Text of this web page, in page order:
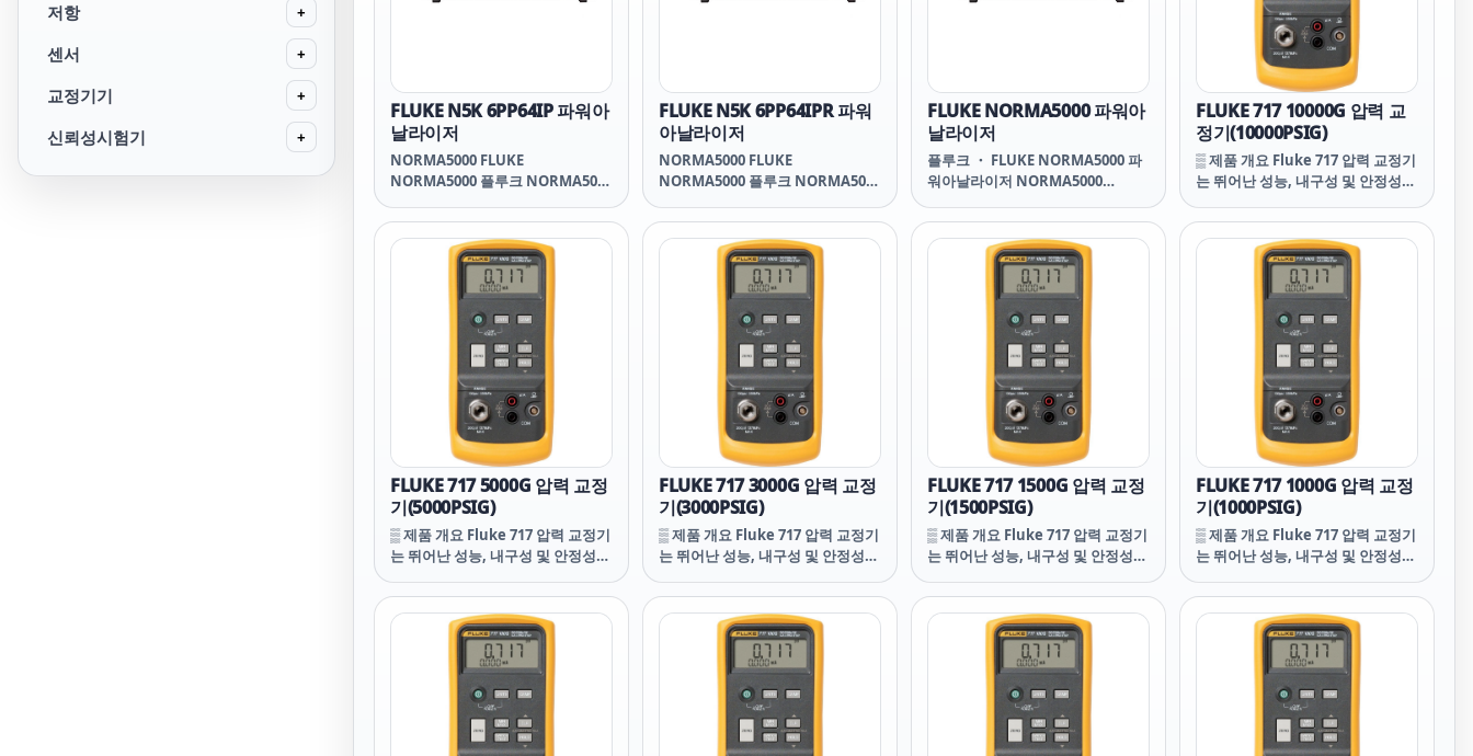
저항 +
센서 +
교정기기 +
신뢰성시험기 +
FLUKE N5K 6PP64IP 파워아
날라이저
NORMA5000 FLUKE
NORMA5000 플루크 NORMA5000
NORMA5000 플루크 FLUKE-N5K
6PP64IPR FLUKE-N5K 6PP64IP
FLUKE-N5K 6PP64IR FLUKE-N5K
6PP64I FLUKE-N5K 6PP50IPR
FLUKE-N5K 6PP54IP FLUKE-N5K
6PP54IPR FLUKE-N5K 3PP64IPR
FLUKE-N5K 6PP50IR FLUKE-N5K
6PP54I FLUKE-N5K 3PP64IP
FLUKE-N5K 6PP50IP FLUKE-N5K
6PP42IBR FLUKE-N5K 6PP54IR
FLUKE-N5K 3PP64IR FLUKE-N5K
3PP64I FLUKE-N5K 6PP50I
FLUKE-N5K 4PP54IP FLUKE-N5K
6PP42IB FLUKE-N5K 3PP54IP
FLUKE-N5K 3PP64R FLUKE-N5K
3PP54IR FLUKE-N5K 3PP50IP
FLUKE-N5K 3PP64 FLUKE-N5K
FLUKE-N5K 4PP54 FLUKE-N5K
3PP50I FLUKE-N5K 3PP54 FLUKE-
N5K 3PP54R FLUKE-N5K 3PP50
FLUKE N5K 6PP64IPR 파워
아날라이저
NORMA5000 FLUKE
NORMA5000 플루크 NORMA5000
NORMA5000 플루크 FLUKE-N5K
6PP64IPR FLUKE-N5K 6PP64IP
FLUKE-N5K 6PP64IR FLUKE-N5K
6PP64I FLUKE-N5K 6PP50IPR
FLUKE-N5K 6PP54IP FLUKE-N5K
6PP54IPR FLUKE-N5K 3PP64IPR
FLUKE-N5K 6PP50IR FLUKE-N5K
6PP54I FLUKE-N5K 3PP64IP
FLUKE-N5K 6PP50IP FLUKE-N5K
6PP42IBR FLUKE-N5K 6PP54IR
FLUKE-N5K 3PP64IR FLUKE-N5K
3PP64I FLUKE-N5K 6PP50I
FLUKE-N5K 4PP54IP FLUKE-N5K
6PP42IB FLUKE-N5K 3PP54IP
FLUKE-N5K 3PP64R FLUKE-N5K
3PP54IR FLUKE-N5K 3PP50IP
FLUKE-N5K 3PP64 FLUKE-N5K
FLUKE-N5K 4PP54 FLUKE-N5K
3PP50I FLUKE-N5K 3PP54 FLUKE-
N5K 3PP54R FLUKE-N5K 3PP50
FLUKE NORMA5000 파워아
날라이저
플루크 ・ FLUKE NORMA5000 파
워아날라이저 NORMA5000
FLUKE NORMA5000 플루크
NORMA5000 NORMA5000
FLUKE NORMA5000 플루크
FLUKE-N5K 6PP64IPR FLUKE-
N5K 6PP64IP FLUKE-N5K
6PP64IR FLUKE-N5K 6PP64I
FLUKE-N5K 6PP50IPR FLUKE-
N5K 6PP54IP FLUKE-N5K
6PP54IPR FLUKE-N5K 3PP64IPR
FLUKE-N5K 6PP50IR FLUKE-N5K
FLUKE 717 10000G 압력 교
정기(10000PSIG)
▒ 제품 개요 Fluke 717 압력 교정기
는 뛰어난 성능, 내구성 및 안정성을
팩트하며 운반하기 쉽습니다. 다기
능 Fluke 740 시리즈 문서화 공정
교정기와 유사하게 푸시 버튼 인터
페이스가 있어 사용하기 쉽습니다.
EMI에 영향을 받지 않고 방진 및 튐
방지 성능을 갖추고 있으며 분리형
배터리 도어가 있어 배터리를 빠르
게 교체할 수 있습니다.
FLUKE 717 5000G 압력 교정
기(5000PSIG)
▒ 제품 개요 Fluke 717 압력 교정기
는 뛰어난 성능, 내구성 및 안정성을
팩트하며 운반하기 쉽습니다. 다기
능 Fluke 740 시리즈 문서화 공정
교정기와 유사하게 푸시 버튼 인터
페이스가 있어 사용하기 쉽습니다.
EMI에 영향을 받지 않고 방진 및 튐
방지 성능을 갖추고 있으며 분리형
배터리 도어가 있어 배터리를 빠르
게 교체할 수 있습니다.
FLUKE 717 3000G 압력 교정
기(3000PSIG)
▒ 제품 개요 Fluke 717 압력 교정기
는 뛰어난 성능, 내구성 및 안정성을
팩트하며 운반하기 쉽습니다. 다기
능 Fluke 740 시리즈 문서화 공정
교정기와 유사하게 푸시 버튼 인터
페이스가 있어 사용하기 쉽습니다.
EMI에 영향을 받지 않고 방진 및 튐
방지 성능을 갖추고 있으며 분리형
배터리 도어가 있어 배터리를 빠르
게 교체할 수 있습니다.
FLUKE 717 1500G 압력 교정
기(1500PSIG)
▒ 제품 개요 Fluke 717 압력 교정기
는 뛰어난 성능, 내구성 및 안정성을
팩트하며 운반하기 쉽습니다. 다기
능 Fluke 740 시리즈 문서화 공정
교정기와 유사하게 푸시 버튼 인터
페이스가 있어 사용하기 쉽습니다.
EMI에 영향을 받지 않고 방진 및 튐
방지 성능을 갖추고 있으며 분리형
배터리 도어가 있어 배터리를 빠르
게 교체할 수 있습니다.
FLUKE 717 1000G 압력 교정
기(1000PSIG)
▒ 제품 개요 Fluke 717 압력 교정기
는 뛰어난 성능, 내구성 및 안정성을
팩트하며 운반하기 쉽습니다. 다기
능 Fluke 740 시리즈 문서화 공정
교정기와 유사하게 푸시 버튼 인터
페이스가 있어 사용하기 쉽습니다.
EMI에 영향을 받지 않고 방진 및 튐
방지 성능을 갖추고 있으며 분리형
배터리 도어가 있어 배터리를 빠르
게 교체할 수 있습니다.